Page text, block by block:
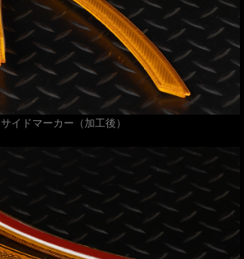
サイドマーカー（加工後）